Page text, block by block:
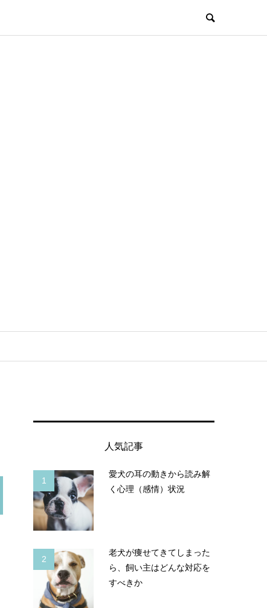
人気記事
1
愛犬の耳の動きから読み解
く心理（感情）状況
2
老犬が痩せてきてしまった
ら、飼い主はどんな対応を
すべきか